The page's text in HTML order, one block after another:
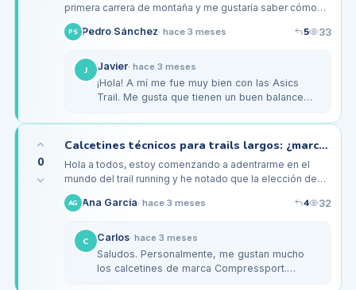
primera carrera de montaña y me gustaría saber cómo
elegir las mejores zapatillas de trail. He leído muchas
opiniones, pero la…
PS Pedro Sánchez· hace 3 meses 5 33
J Javier· hace 3 meses
¡Hola! A mí me fue muy bien con las Asics
Trail. Me gusta que tienen un buen balance
asegúrate de probarlas con los…
0
Calcetines técnicos para trails largos: ¿marcas y tejidos recomendados?
Hola a todos, estoy comenzando a adentrarme en el
mundo del trail running y he notado que la elección de
los calcetines adecuados es crucial, especialmente para
largas distancias.…
AG Ana García· hace 3 meses 4 32
C Carlos· hace 3 meses
Saludos. Personalmente, me gustan mucho
los calcetines de marca Compressport.